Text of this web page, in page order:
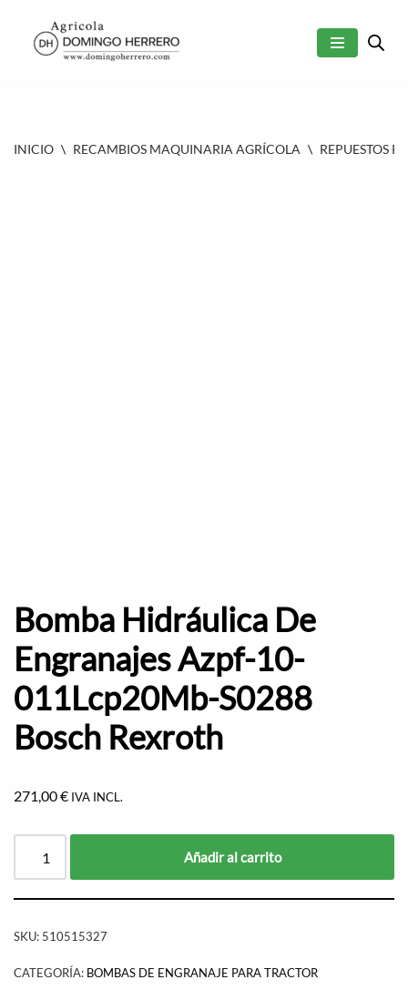
SALTAR
INICIO \ RECAMBIOS MAQUINARIA AGRÍCOLA \ REPUESTOS
Bomba Hidráulica De
Engranajes Azpf-10-
011Lcp20Mb-S0288
Bosch Rexroth
271,00€ IVA INCL.
Añadir al carrito
SKU: 510515327
CATEGORÍA: BOMBAS DE ENGRANAJE PARA TRACTOR